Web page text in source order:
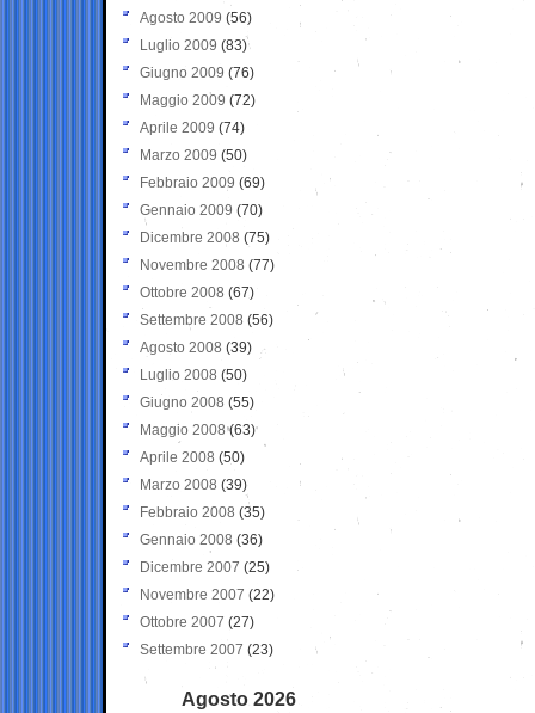
Agosto 2009 (56)
Luglio 2009 (83)
Giugno 2009 (76)
Maggio 2009 (72)
Aprile 2009 (74)
Marzo 2009 (50)
Febbraio 2009 (69)
Gennaio 2009 (70)
Dicembre 2008 (75)
Novembre 2008 (77)
Ottobre 2008 (67)
Settembre 2008 (56)
Agosto 2008 (39)
Luglio 2008 (50)
Giugno 2008 (55)
Maggio 2008(63)
Aprile 2008 (50)
Marzo 2008 (39)
Febbraio 2008 (35)
Gennaio 2008 (36)
Dicembre 2007 (25)
Novembre 2007 (22)
Ottobre 2007 (27)
Settembre 2007 (23)
Agosto 2026